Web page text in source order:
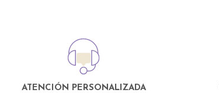
ATENCIÓN PERSONALIZADA